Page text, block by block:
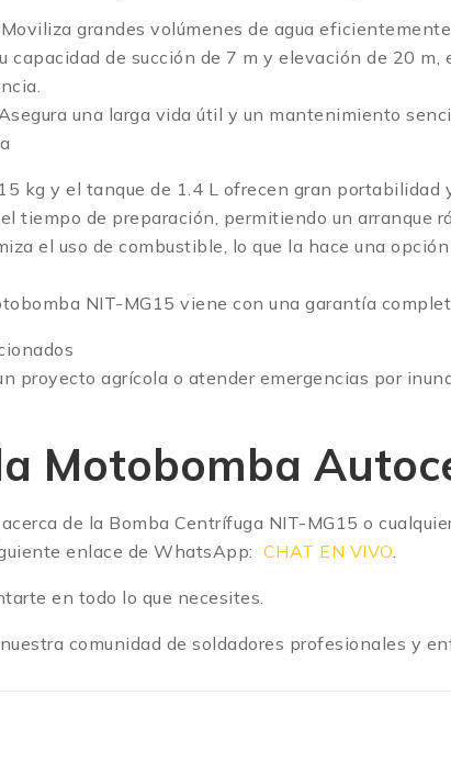
grandes volúmenes de agua
capacidad de succión de 7 m y elevación de 20
una larga vida útil y un mantenimiento
kg y el tanque de 1.4 L ofrecen gran portabilidad
tiempo de preparación, permitiendo un arranque
el uso de combustible, lo que la hace una
NIT-MG15 viene con una garantía
proyecto agrícola o atender emergencias por
Motobomba
de la Bomba Centrífuga NIT-MG15 o
enlace de WhatsApp: CHAT EN VIVO.
en todo lo que necesites.
comunidad de soldadores profesionales y